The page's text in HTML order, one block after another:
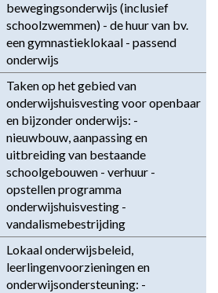
bewegingsonderwijs (inclusief
schoolzwemmen) - de huur van bv.
een gymnastieklokaal - passend
onderwijs
Taken op het gebied van
onderwijshuisvesting voor openbaar
en bijzonder onderwijs: -
nieuwbouw, aanpassing en
uitbreiding van bestaande
schoolgebouwen - verhuur -
opstellen programma
onderwijshuisvesting -
vandalismebestrijding
Lokaal onderwijsbeleid,
leerlingenvoorzieningen en
onderwijsondersteuning: -